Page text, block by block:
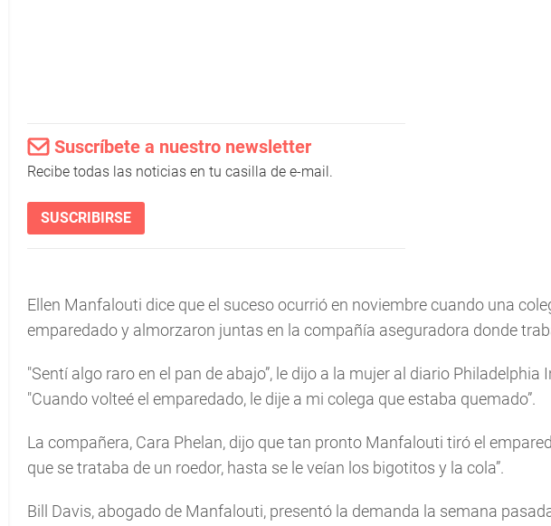
Suscríbete a nuestro newsletter
Recibe todas las noticias en tu casilla de e-mail.
SUSCRIBIRSE
Ellen Manfalouti dice que el suceso ocurrió en noviembre cuando una
emparedado y almorzaron juntas en la compañía aseguradora donde
"Sentí algo raro en el pan de abajo”, le dijo a la mujer al diario
"Cuando volteé el emparedado, le dije a mi colega que estaba quemado”.
La compañera, Cara Phelan, dijo que tan pronto Manfalouti tiró el
que se trataba de un roedor, hasta se le veían los bigotitos y la cola”.
Bill Davis, abogado de Manfalouti, presentó la demanda la semana